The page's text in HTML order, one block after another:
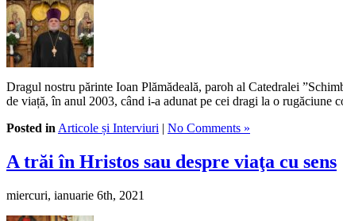
Dragul nostru părinte Ioan Plămădeală, paroh al Catedralei
de viață, în anul 2003, când i-a adunat pe cei dragi la o
Posted in Articole și Interviuri | No Comments »
A trăi în Hristos sau despre viaţa cu sens
miercuri, ianuarie 6th, 2021